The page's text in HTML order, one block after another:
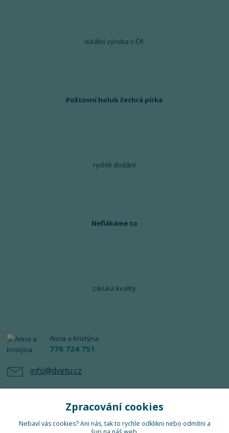
lokální výroba v ČR
Poštovní holub čechrá pírka
rychlé dodání
Neflákáme to
záruka kvality
Anna a Kristýna
776 724 751
info@dvetu.cz
Zpracování cookies
Nebaví vás cookies? Ani nás, tak to rychle odklikni nebo odmítni a